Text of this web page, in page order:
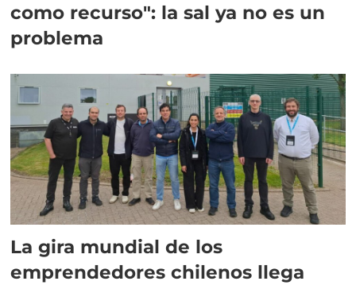
como recurso": la sal ya no es un
problema
La gira mundial de los
emprendedores chilenos llega